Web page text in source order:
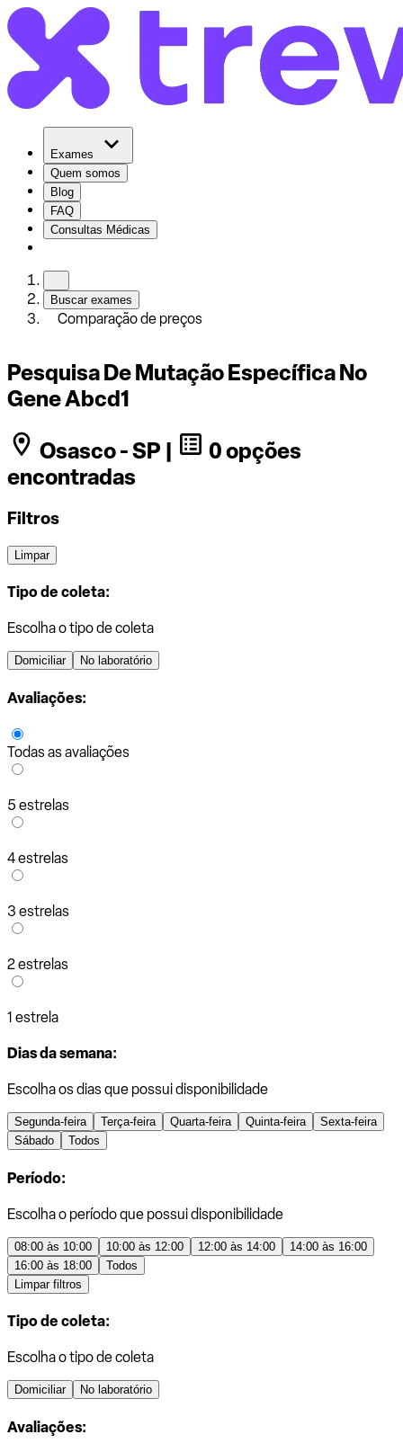
Exames
Quem somos
Blog
FAQ
Consultas Médicas
Buscar exames
Comparação de preços
Pesquisa De Mutação Específica No
Gene Abcd1
Osasco - SP |
0 opções
encontradas
Filtros
Limpar
Tipo de coleta:
Escolha o tipo de coleta
Domiciliar No laboratório
Avaliações:
Todas as avaliações
5 estrelas
4 estrelas
3 estrelas
2 estrelas
1 estrela
Dias da semana:
Escolha os dias que possui disponibilidade
Segunda-feira Terça-feira Quarta-feira Quinta-feira
Sexta-feira
Sábado
Todos
Período:
Escolha o período que possui disponibilidade
08:00 às 10:00 10:00 às 12:00 12:00 às 14:00
14:00 às 16:00
16:00 às 18:00
Todos
Limpar filtros
Tipo de coleta:
Escolha o tipo de coleta
Domiciliar No laboratório
Avaliações: